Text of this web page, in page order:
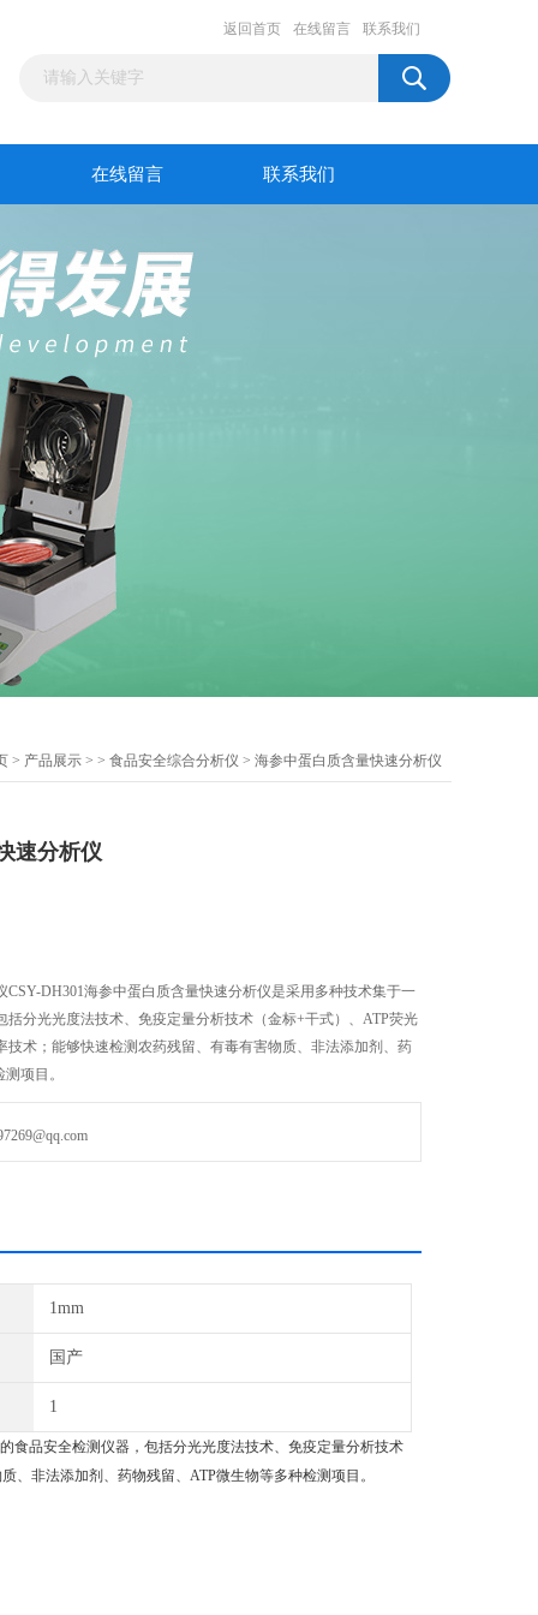
返回首页 在线留言 联系我们
在线留言 联系我们
> 产品展示 > > 食品安全综合分析仪 > 海参中蛋白质含量快速分析仪
速分析仪
CSY-DH301海参中蛋白质含量快速分析仪是采用多种技术集于一
括分光光度法技术、免疫定量分析技术（金标+干式）、ATP荧光
技术；能够快速检测农药残留、有毒有害物质、非法添加剂、药
项目。
1mm
国产
1
食品安全检测仪器，包括分光光度法技术、免疫定量分析技术
、非法添加剂、药物残留、ATP微生物等多种检测项目。